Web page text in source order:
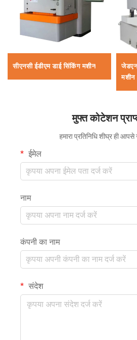
सीएनसी ईडीएम डाई सिंकिंग मशीन
मशीन
मुफ्त कोटेशन
हमारा प्रतिनिधि शीघ्र ही
ईमेल
नाम
कंपनी का नाम
संदेश